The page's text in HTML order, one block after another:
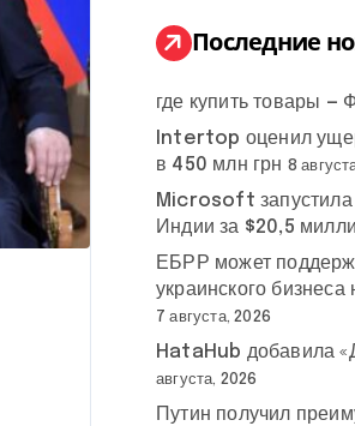
:
Последние
где купить товары —
Intertop оценил
в 450 млн грн 8
Microsoft запустила
Индии за $20,5
ЕБРР может
украинского
7 августа, 2026
HataHub добавила
августа, 2026
Путин получил